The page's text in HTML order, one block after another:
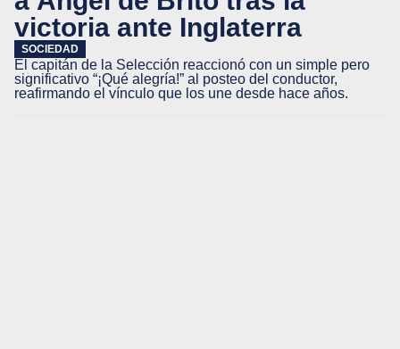
victoria ante Inglaterra
SOCIEDAD
El capitán de la Selección reaccionó con un simple pero
significativo “¡Qué alegría!” al posteo del conductor,
reafirmando el vínculo que los une desde hace años.